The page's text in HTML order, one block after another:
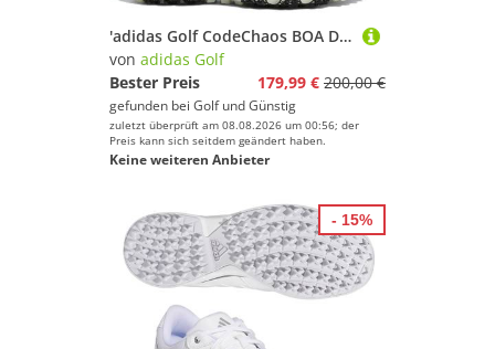
'adidas Golf CodeChaos BOA Damen Golfschuh schwarz'
von adidas Golf
Bester Preis
179,99 € 200,00 €
gefunden bei Golf und Günstig
zuletzt überprüft am 08.08.2026 um 00:56; der
Preis kann sich seitdem geändert haben.
Keine weiteren Anbieter
- 15%